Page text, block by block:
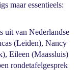
maar essentieels:
uit van Nederlandse
(Leiden), Nancy
Eileen (Maassluis)
rondetafelgesprek